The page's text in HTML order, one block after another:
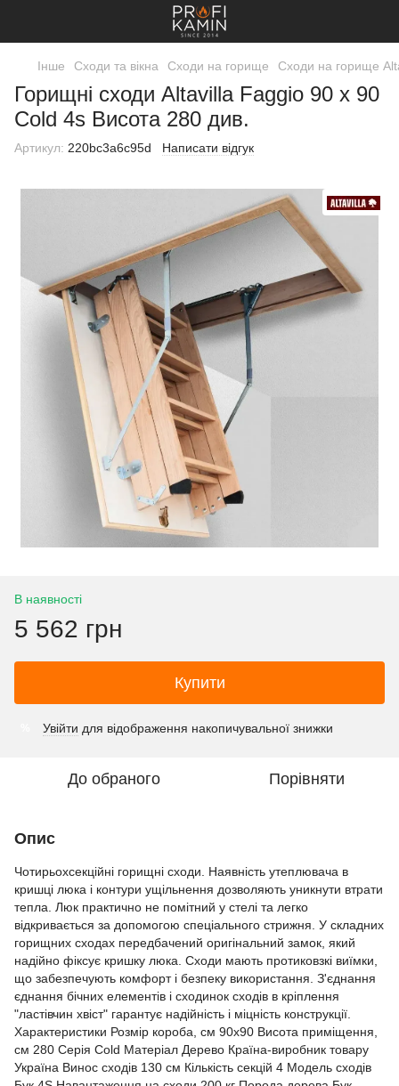
Інше Сходи та вікна Сходи на горище Сходи на горище
Горищні сходи Altavilla Faggio 90 х 90
Cold 4s Висота 280 див.
Артикул: 220bc3a6c95d Написати відгук
В наявності
5 562 грн
Купити
Увійти для відображення накопичувальної знижки
До обраного Порівняти
Опис
Чотирьохсекційні горищні сходи. Наявність утеплювача в
кришці люка і контури ущільнення дозволяють уникнути втрати
тепла. Люк практично не помітний у стелі та легко
відкривається за допомогою спеціального стрижня. У складних
горищних сходах передбачений оригінальний замок, який
надійно фіксує кришку люка. Сходи мають протиковзкі виїмки,
що забезпечують комфорт і безпеку використання. З'єднання
єднання бічних елементів і сходинок сходів в кріплення
"ластівчин хвіст" гарантує надійність і міцність конструкції.
Характеристики Розмір короба, см 90х90 Висота приміщення,
см 280 Серія Cold Матеріал Дерево Країна-виробник товару
Україна Винос сходів 130 см Кількість секцій 4 Модель сходів